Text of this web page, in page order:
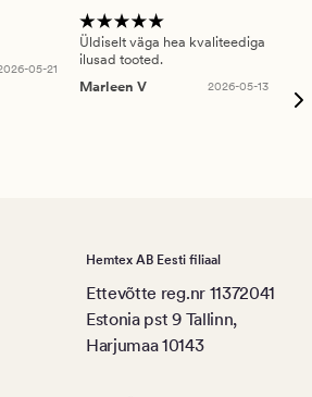
05-21
Üldiselt väga hea kvaliteediga
ilusad tooted.
Marleen V
2026-05-13
Hemtex AB Eesti filiaal
Ettevõtte reg.nr 11372041
Estonia pst 9 Tallinn,
Harjumaa 10143